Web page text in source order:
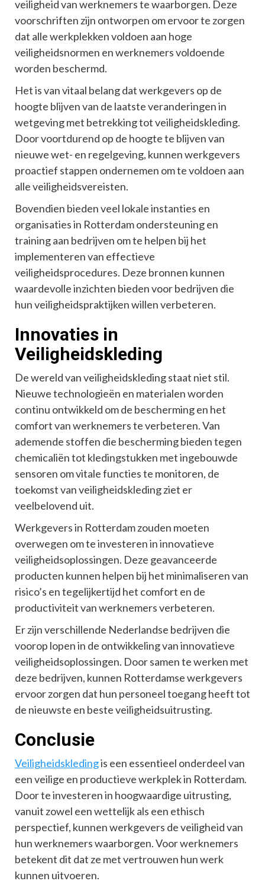
veiligheid van werknemers te waarborgen. Deze
voorschriften zijn ontworpen om ervoor te zorgen
dat alle werkplekken voldoen aan hoge
veiligheidsnormen en werknemers voldoende
worden beschermd.
Het is van vitaal belang dat werkgevers op de
hoogte blijven van de laatste veranderingen in
wetgeving met betrekking tot veiligheidskleding.
Door voortdurend op de hoogte te blijven van
nieuwe wet- en regelgeving, kunnen werkgevers
proactief stappen ondernemen om te voldoen aan
alle veiligheidsvereisten.
Bovendien bieden veel lokale instanties en
organisaties in Rotterdam ondersteuning en
training aan bedrijven om te helpen bij het
implementeren van effectieve
veiligheidsprocedures. Deze bronnen kunnen
waardevolle inzichten bieden voor bedrijven die
hun veiligheidspraktijken willen verbeteren.
Innovaties in
Veiligheidskleding
De wereld van veiligheidskleding staat niet stil.
Nieuwe technologieën en materialen worden
continu ontwikkeld om de bescherming en het
comfort van werknemers te verbeteren. Van
ademende stoffen die bescherming bieden tegen
chemicaliën tot kledingstukken met ingebouwde
sensoren om vitale functies te monitoren, de
toekomst van veiligheidskleding ziet er
veelbelovend uit.
Werkgevers in Rotterdam zouden moeten
overwegen om te investeren in innovatieve
veiligheidsoplossingen. Deze geavanceerde
producten kunnen helpen bij het minimaliseren van
risico’s en tegelijkertijd het comfort en de
productiviteit van werknemers verbeteren.
Er zijn verschillende Nederlandse bedrijven die
voorop lopen in de ontwikkeling van innovatieve
veiligheidsoplossingen. Door samen te werken met
deze bedrijven, kunnen Rotterdamse werkgevers
ervoor zorgen dat hun personeel toegang heeft tot
de nieuwste en beste veiligheidsuitrusting.
Conclusie
Veiligheidskledingis een essentieel onderdeel van
een veilige en productieve werkplek in Rotterdam.
Door te investeren in hoogwaardige uitrusting,
vanuit zowel een wettelijk als een ethisch
perspectief, kunnen werkgevers de veiligheid van
hun werknemers waarborgen. Voor werknemers
betekent dit dat ze met vertrouwen hun werk
kunnen uitvoeren.